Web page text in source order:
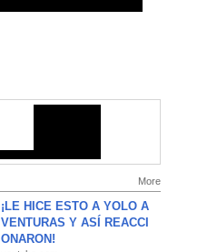
More
¡LE HICE ESTO A YOLO A
VENTURAS Y ASÍ REACCI
ONARON!